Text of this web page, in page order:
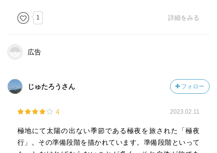
1 詳細をみる
広告
じゅたろうさん フォロー
4 2023.02.11
極地にて太陽の出ない季節である極夜を旅された「極夜
行」。その準備段階を描かれています。準備段階といって